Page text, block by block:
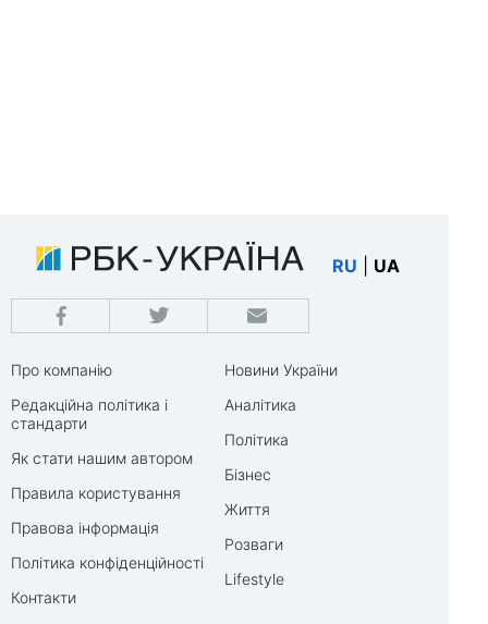
RU UA
Про компанію
Редакційна політика і
стандарти
Як стати нашим автором
Правила користування
Правова інформація
Політика конфіденційності
Контакти
Новини України
Аналітика
Політика
Бізнес
Життя
Розваги
Lifestyle